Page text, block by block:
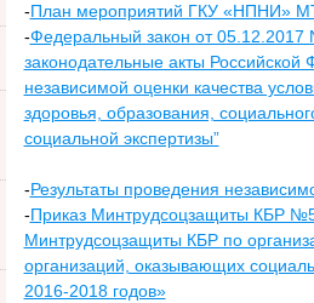
-План мероприятий ГКУ «НПНИ»
-Федеральный закон от
законодательные акты
независимой оценки качества
здоровья, образования,
социальной экспертизы”
-Результаты проведения
-Приказ Минтрудсоцзащиты КБР
Минтрудсоцзащиты КБР по
организаций, оказывающих
2016-2018 годов»